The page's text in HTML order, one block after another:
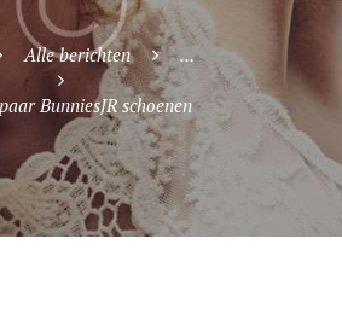
Alle berichten ...
BunniesJR schoenen